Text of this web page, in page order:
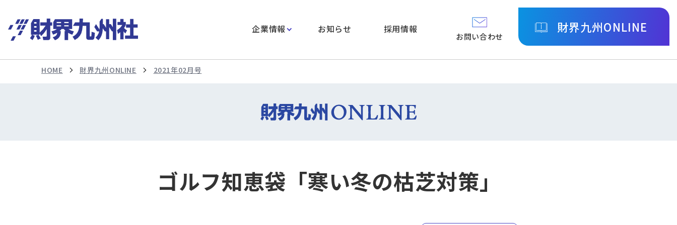
企業情報 お知らせ 採用情報
お問い合わせ
財界九州ONLINE
HOME 財界九州ONLINE 2021年02月号
ゴルフ知恵袋「寒い冬の枯芝対策」